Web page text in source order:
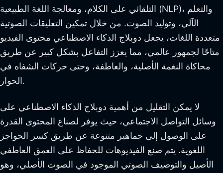
التلقائي على الكلام، ومعالجة اللغة الطبيعية (NLP)، والتعلم
الآلي، وتوليد الصوت. من خلال تمكين التعليقات الصوتية
متعددة اللغات، يجعل دوبلاج الذكاء الاصطناعي محتوى الفيديو
متاحًا لجمهور عالمي، مما يعزز التفاعل بشكل كبير عن طريق
محاكاة النغمة الأصلية، والعاطفة، وحتى حركات الشفاه في
الحوار.
لا يمكن التقليل من أهمية دوبلاج الذكاء الاصطناعي على
وسائل التواصل الاجتماعي، حيث يوفر لصناع المحتوى القدرة
على الوصول إلى جماهير متنوعة عن طريق كسر الحواجز
اللغوية. يتم صنع الفيديوهات للحفاظ على العمق العاطفي
الأصيل والتوصيف الصوتي الموجود في الصوت الأصلي، وهو